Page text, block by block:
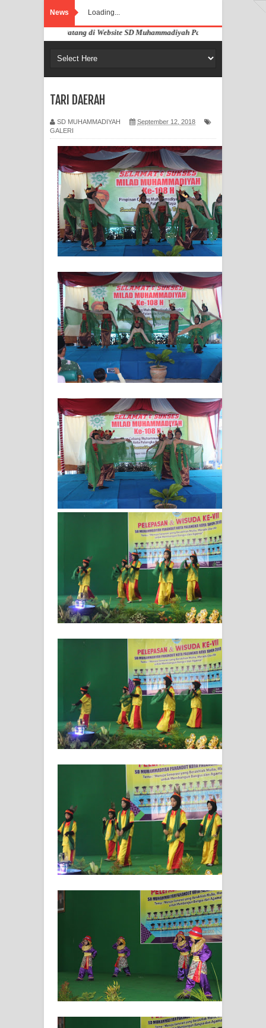
News Loading...
Selamat Datang di Website SD Muhammadiyah Pahandut Palangka Raya
TARI DAERAH
SD MUHAMMADIYAH
September 12, 2018
GALERI